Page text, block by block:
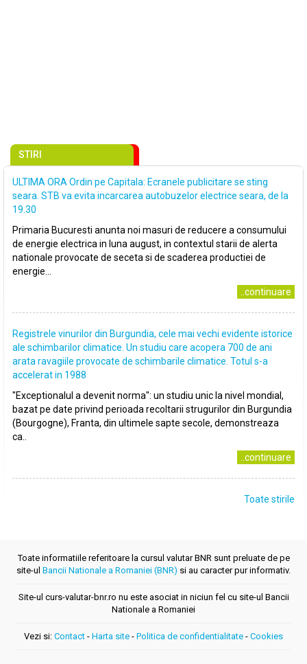
STIRI
ULTIMA ORA Ordin pe Capitala: Ecranele publicitare se sting
seara. STB va evita incarcarea autobuzelor electrice seara, de la
19.30
Primaria Bucuresti anunta noi masuri de reducere a consumului
de energie electrica in luna august, in contextul starii de alerta
nationale provocate de seceta si de scaderea productiei de
energie...
..continuare
Registrele vinurilor din Burgundia, cele mai vechi evidente istorice
ale schimbarilor climatice. Un studiu care acopera 700 de ani
arata ravagiile provocate de schimbarile climatice. Totul s-a
accelerat in 1988
"Exceptionalul a devenit norma": un studiu unic la nivel mondial,
bazat pe date privind perioada recoltarii strugurilor din Burgundia
(Bourgogne), Franta, din ultimele sapte secole, demonstreaza
ca..
..continuare
Toate stirile
Toate informatiile referitoare la cursul valutar BNR sunt preluate de pe
site-ul Bancii Nationale a Romaniei (BNR) si au caracter pur informativ.
Site-ul curs-valutar-bnr.ro nu este asociat in niciun fel cu site-ul Bancii
Nationale a Romaniei
Vezi si: Contact - Harta site - Politica de confidentialitate - Cookies